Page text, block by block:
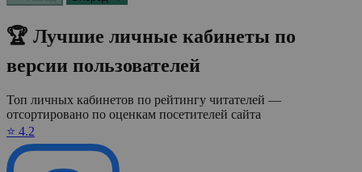
🏆 Лучшие личные кабинеты по
версии пользователей
Топ личных кабинетов по рейтингу читателей —
отсортировано по оценкам посетителей сайта
⭐ 4.2